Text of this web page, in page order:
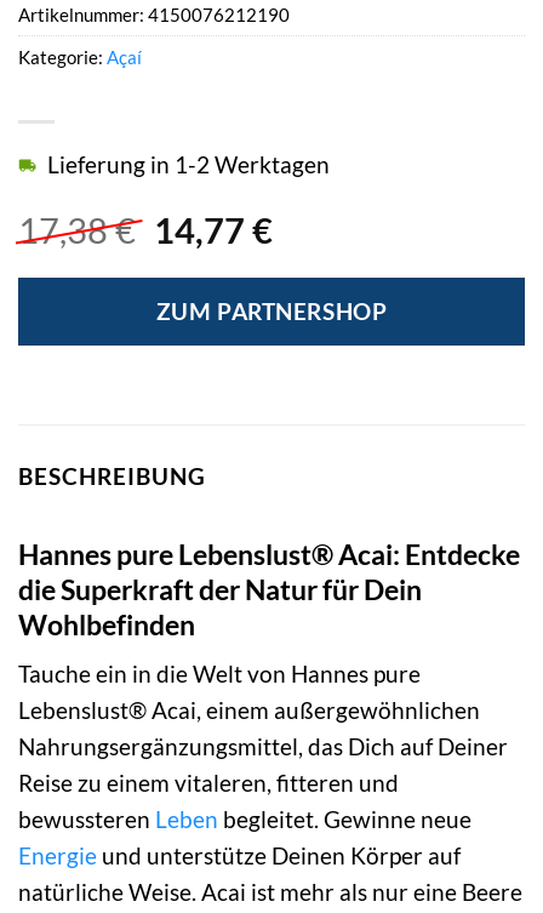
17,38€ Ursprünglicher
war:
17,38 €
14,77 €Aktueller
ist:
14,77 €.
Lieferung in 1-2 Werktagen
ZUM PARTNERSHOP
Artikelnummer: 4150076212190
Kategorie: Açaí
BESCHREIBUNG
Hannes pure Lebenslust® Acai: Entdecke
die Superkraft der Natur für Dein
Wohlbefinden
Tauche ein in die Welt von Hannes pure
Lebenslust® Acai, einem außergewöhnlichen
Nahrungsergänzungsmittel, das Dich auf Deiner
Reise zu einem vitaleren, fitteren und
bewussteren Leben begleitet. Gewinne neue
Energie und unterstütze Deinen Körper auf
natürliche Weise. Acai ist mehr als nur eine Beere